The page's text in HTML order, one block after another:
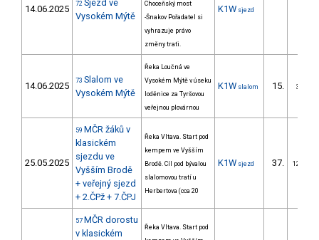
14.06.2025 72 Sjezd ve
Vysokém Mýtě
Choceňský most
-Šnakov Pořadatel si
vyhrazuje právo
změny trati.
K1W sjezd
14.06.2025 73 Slalom ve
Vysokém Mýtě
Řeka Loučná ve
Vysokém Mýtě v úseku
loděnice za Tyršovou
veřejnou plovárnou
K1W slalom 15. 3/ZM
25.05.2025
59 MČR žáků v
klasickém
sjezdu ve
Vyšším Brodě
+ veřejný sjezd
+ 2.ČPž + 7.ČPJ
Řeka Vltava. Start pod
kempem ve Vyšším
Brodě. Cíl pod bývalou
slalomovou tratí u
Herbertova (cca 20
K1W sjezd 37. 12/ZM
57 MČR dorostu
v klasickém
Řeka Vltava. Start pod